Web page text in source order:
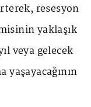
resesyon
yaklaşık
veya gelecek
yaşayacağının